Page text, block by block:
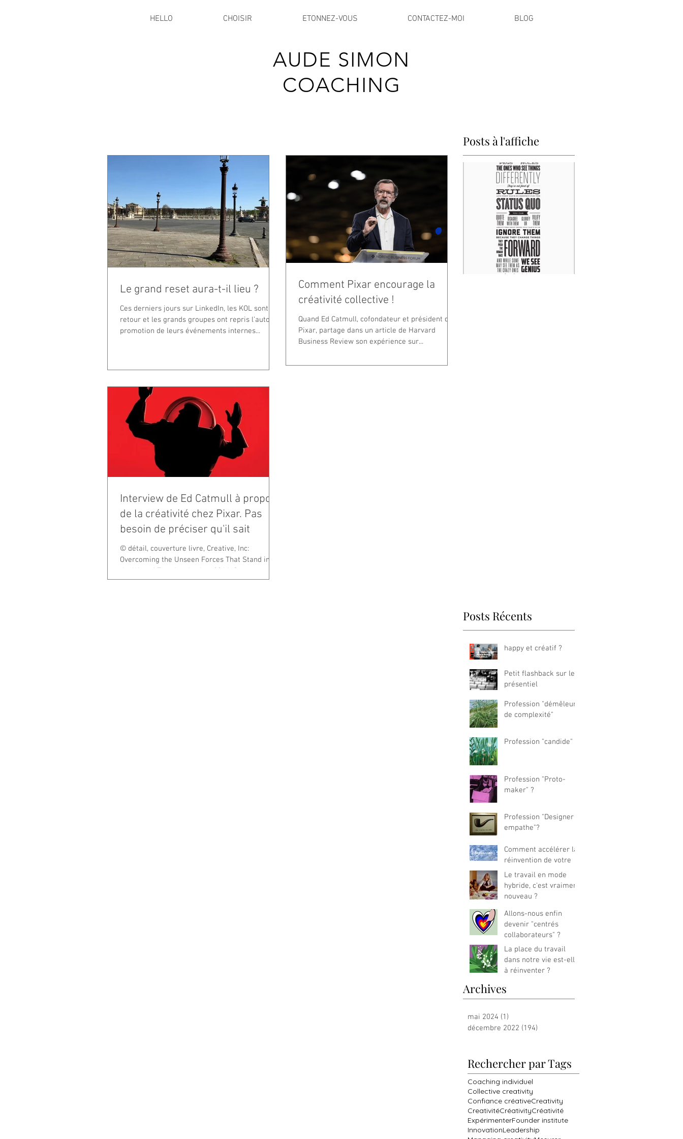
HELLO CHOISIR ETONNEZ-VOUS CONTACTEZ-MOI BLOG
AUDE SIMON
COACHING
Posts à l'affiche
Le grand reset aura-t-il lieu ?
Ces derniers jours sur LinkedIn, les KOL sont de
retour et les grands groupes ont repris l’auto
promotion de leurs événements internes...
Comment Pixar encourage la
créativité collective !
Quand Ed Catmull, cofondateur et président de
Pixar, partage dans un article de Harvard
Business Review son expérience sur...
Interview de Ed Catmull à propos
de la créativité chez Pixar. Pas
besoin de préciser qu'il sait
© détail, couverture livre, Creative, Inc:
Overcoming the Unseen Forces That Stand in
the Way of True Inspiration, 2014. Steve
Prokesh...
Posts Récents
happy et créatif ?
Petit flashback sur le
présentiel
Profession "démêleur
de complexité"
Profession "candide" ?
Profession "Proto-
maker" ?
Profession "Designer
empathe"?
Comment accélérer la
réinvention de votre
offre business ?
Le travail en mode
hybride, c'est vraiment
nouveau ?
Allons-nous enfin
devenir "centrés
collaborateurs" ?
La place du travail
dans notre vie est-elle
à réinventer ?
Archives
mai 2024 (1)
décembre 2022 (194)
Rechercher par Tags
Coaching individuel
Collective creativity
Confiance créativeCreativity
CreativitéCréativityCréativité
ExpérimenterFounder institute
InnovationLeadership